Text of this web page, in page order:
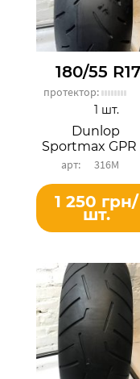
180/55 R17
протектор:
Dunlop
316М
1 шт.
1 250 грн/
шт.